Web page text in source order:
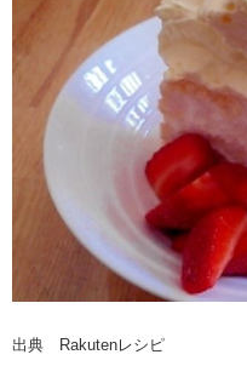
出典 Rakutenレシピ